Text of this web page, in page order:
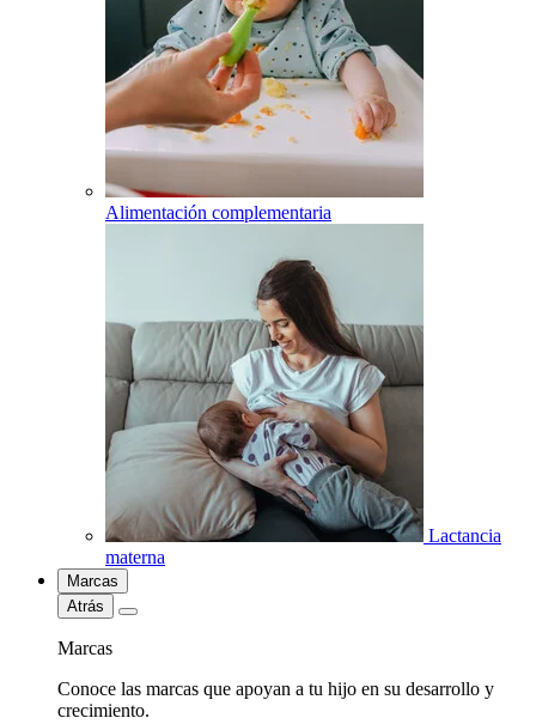
Alimentación complementaria
Lactancia
materna
Marcas
Atrás
Marcas
Conoce las marcas que apoyan a tu hijo en su desarrollo y
crecimiento.